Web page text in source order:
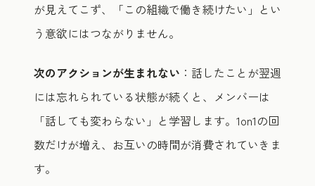
が見えてこず、「この組織で働き続けたい」とい
う意欲にはつながりません。
次のアクションが生まれない ：話したことが翌週
には忘れられている状態が続くと、メンバーは
「話しても変わらない」と学習します。1on1の回
数だけが増え、お互いの時間が消費されていきま
す。